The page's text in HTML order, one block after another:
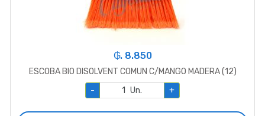
₲. 8.850
ESCOBA BIO DISOLVENT COMUN C/MANGO MADERA (12)
-
Un. +